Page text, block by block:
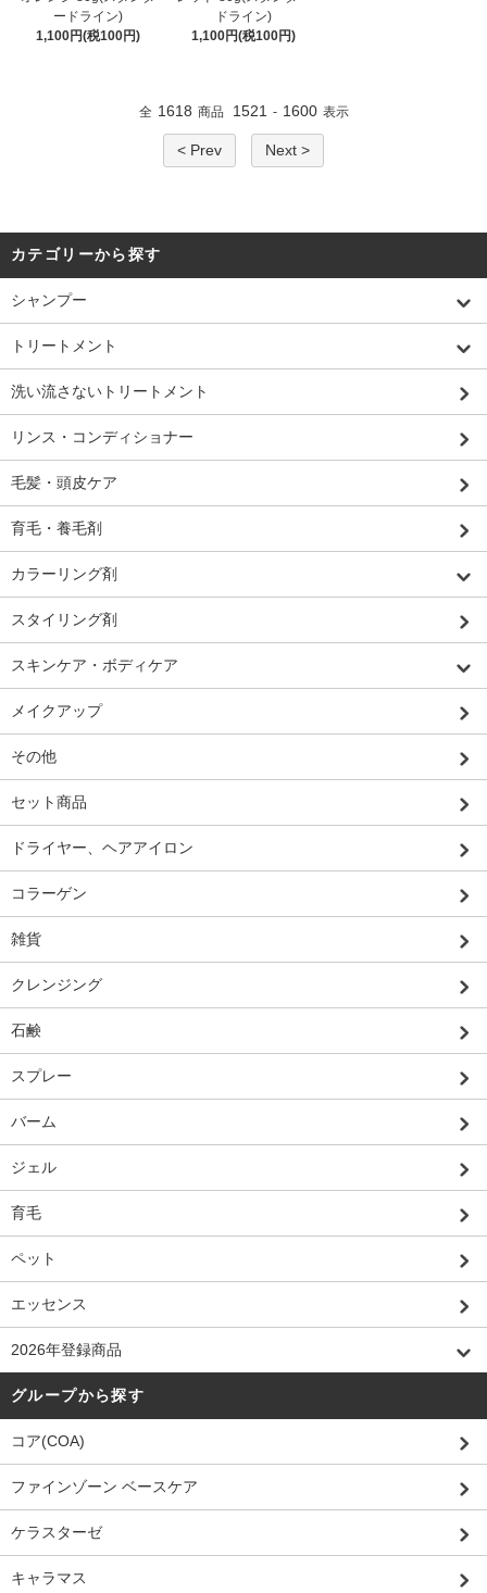
ードライン)
1,100円(税100円)
ドライン)
1,100円(税100円)
全 1618 商品 1521 - 1600 表示
< Prev Next >
カテゴリーから探す
シャンプー
トリートメント
洗い流さないトリートメント
リンス・コンディショナー
毛髪・頭皮ケア
育毛・養毛剤
カラーリング剤
スタイリング剤
スキンケア・ボディケア
メイクアップ
その他
セット商品
ドライヤー、ヘアアイロン
コラーゲン
雑貨
クレンジング
石鹸
スプレー
バーム
ジェル
育毛
ペット
エッセンス
2026年登録商品
グループから探す
コア(COA)
ファインゾーン ベースケア
ケラスターゼ
キャラマス